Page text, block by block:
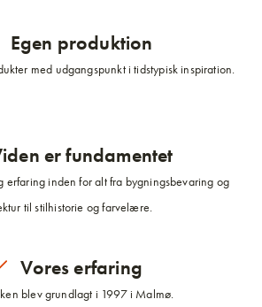
Egen produktion
med udgangspunkt i tidstypisk inspiration.
er fundamentet
erfaring inden for alt fra bygningsbevaring og
til stilhistorie og farvelære.
Vores erfaring
blev grundlagt i 1997 i Malmø.